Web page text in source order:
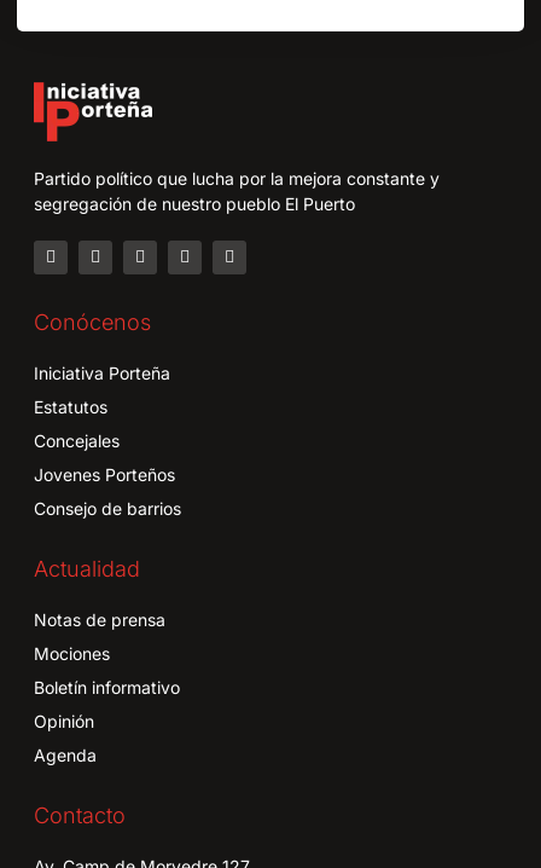
Partido político que lucha por la mejora constante y
segregación de nuestro pueblo El Puerto
Conócenos
Iniciativa Porteña
Estatutos
Concejales
Jovenes Porteños
Consejo de barrios
Actualidad
Notas de prensa
Mociones
Boletín informativo
Opinión
Agenda
Contacto